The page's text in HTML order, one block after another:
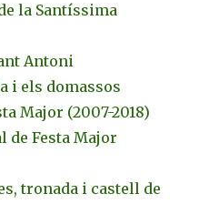
la Santíssima
Antoni
i els domassos
Major (2007-2018)
Festa Major
tronada i castell de